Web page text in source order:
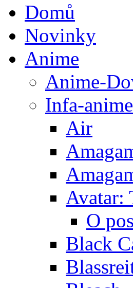
Domů
Novinky
Anime
Anime-
Infa-anime
Air
Avatar:
O
Black